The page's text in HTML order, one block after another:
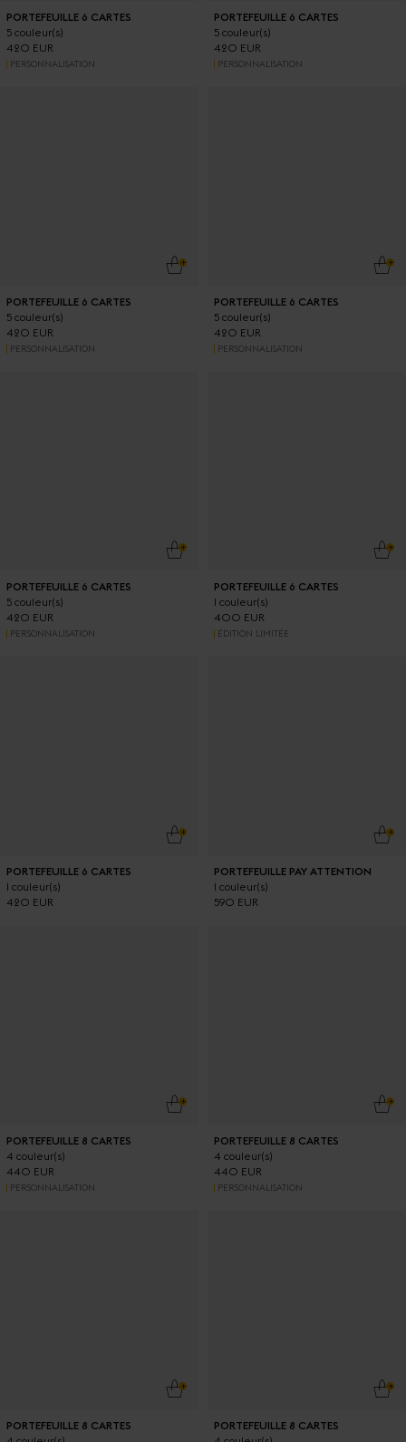
PORTEFEUILLE 6 CARTES
5 couleur(s)
420 EUR
PERSONNALISATION
PORTEFEUILLE 6 CARTES
5 couleur(s)
420 EUR
PERSONNALISATION
AJOUTER AU PANIER
PORTEFEUILLE 6 CARTES
5 couleur(s)
420 EUR
PERSONNALISATION
PORTEFEUILLE 6 CARTES
5 couleur(s)
420 EUR
PERSONNALISATION
AJOUTER AU PANIER
PORTEFEUILLE 6 CARTES
5 couleur(s)
420 EUR
PERSONNALISATION
PORTEFEUILLE 6 CARTES
1 couleur(s)
400 EUR
ÉDITION LIMITÉE
AJOUTER AU PANIER
PORTEFEUILLE 6 CARTES
1 couleur(s)
420 EUR
PORTEFEUILLE PAY ATTENTION
1 couleur(s)
590 EUR
AJOUTER AU PANIER
PORTEFEUILLE 8 CARTES
4 couleur(s)
440 EUR
PERSONNALISATION
PORTEFEUILLE 8 CARTES
4 couleur(s)
440 EUR
PERSONNALISATION
AJOUTER AU PANIER
PORTEFEUILLE 8 CARTES
PORTEFEUILLE 8 CARTES